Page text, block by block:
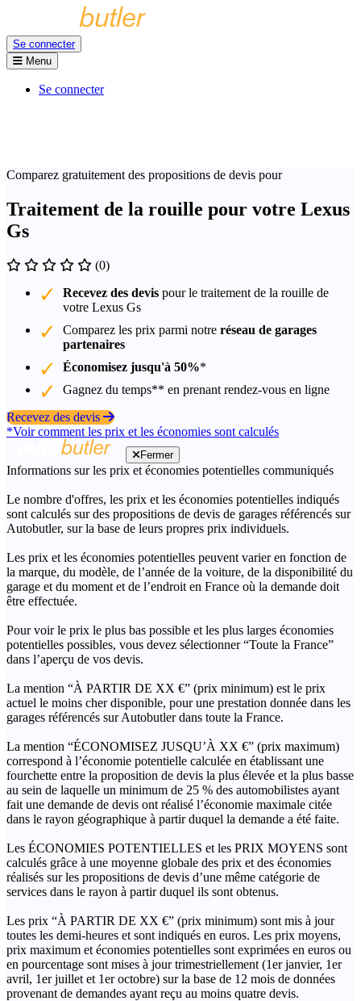
Se connecter
Menu
Se connecter
Comparez gratuitement des propositions de devis pour
Traitement de la rouille pour votre Lexus
Gs
(0)
Recevez des devis pour le traitement de la rouille de
votre Lexus Gs
Comparez les prix parmi notre réseau de garages
partenaires
Économisez jusqu'à 50%*
Gagnez du temps** en prenant rendez-vous en ligne
Recevez des devis
*Voir comment les prix et les économies sont calculés
Fermer
Informations sur les prix et économies potentielles communiqués
Le nombre d'offres, les prix et les économies potentielles indiqués
sont calculés sur des propositions de devis de garages référencés sur
Autobutler, sur la base de leurs propres prix individuels.
Les prix et les économies potentielles peuvent varier en fonction de
la marque, du modèle, de l’année de la voiture, de la disponibilité du
garage et du moment et de l’endroit en France où la demande doit
être effectuée.
Pour voir le prix le plus bas possible et les plus larges économies
potentielles possibles, vous devez sélectionner “Toute la France”
dans l’aperçu de vos devis.
La mention “À PARTIR DE XX €” (prix minimum) est le prix
actuel le moins cher disponible, pour une prestation donnée dans les
garages référencés sur Autobutler dans toute la France.
La mention “ÉCONOMISEZ JUSQU’À XX €” (prix maximum)
correspond à l’économie potentielle calculée en établissant une
fourchette entre la proposition de devis la plus élevée et la plus basse
au sein de laquelle un minimum de 25 % des automobilistes ayant
fait une demande de devis ont réalisé l’économie maximale citée
dans le rayon géographique à partir duquel la demande a été faite.
Les ÉCONOMIES POTENTIELLES et les PRIX MOYENS sont
calculés grâce à une moyenne globale des prix et des économies
réalisés sur les propositions de devis d’une même catégorie de
services dans le rayon à partir duquel ils sont obtenus.
Les prix “À PARTIR DE XX €” (prix minimum) sont mis à jour
toutes les demi-heures et sont indiqués en euros. Les prix moyens,
prix maximum et économies potentielles sont exprimées en euros ou
en pourcentage sont mises à jour trimestriellement (1er janvier, 1er
avril, 1er juillet et 1er octobre) sur la base de 12 mois de données
provenant de demandes ayant reçu au moins quatre devis.